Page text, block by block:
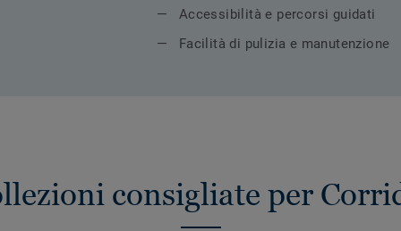
Accessibilità e percorsi guidati
Facilità di pulizia e manutenzione
consigliate per